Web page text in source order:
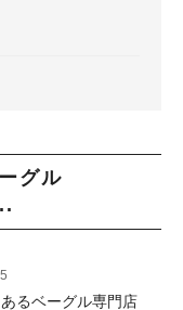
グル
るベーグル専門店